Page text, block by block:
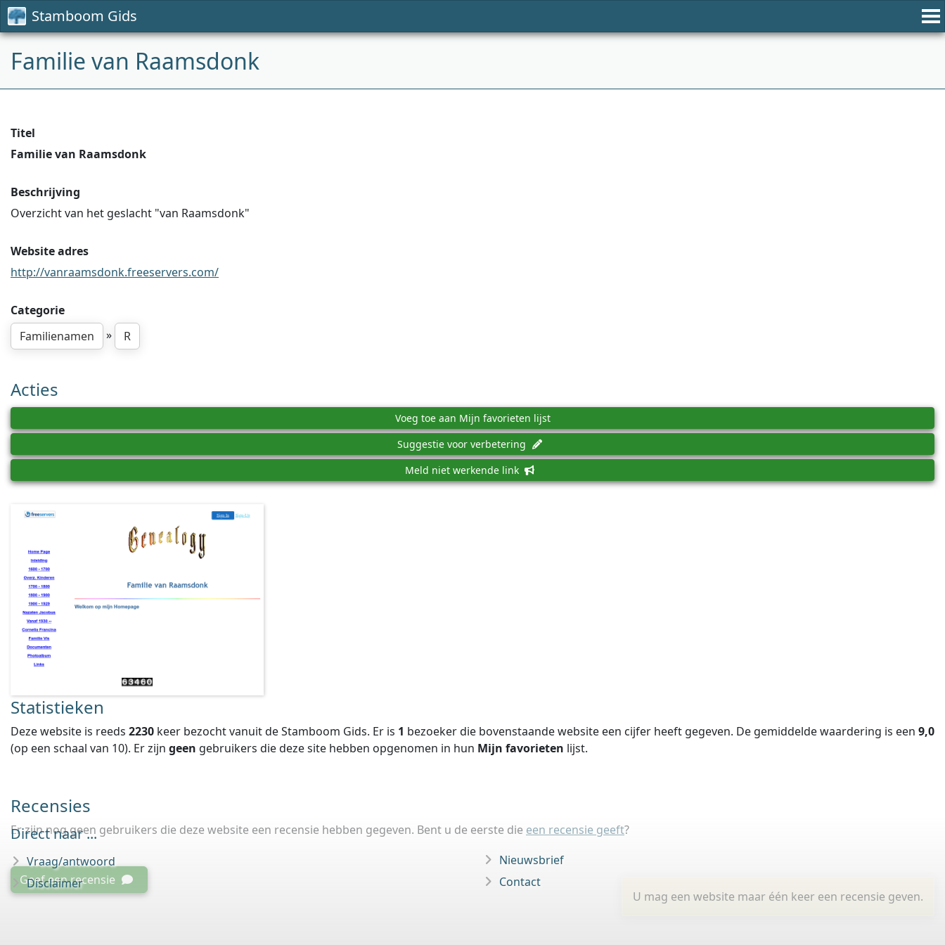
Stamboom Gids
Familie van Raamsdonk
Titel
Familie van Raamsdonk
Beschrijving
Overzicht van het geslacht "van Raamsdonk"
Website adres
http://vanraamsdonk.freeservers.com/
Categorie
Familienamen
» R
Acties
Voeg toe aan Mijn favorieten lijst
Suggestie voor verbetering
Meld niet werkende link
Statistieken
Deze website is reeds 2230 keer bezocht vanuit de Stamboom Gids. Er is 1 bezoeker die bovenstaande website een cijfer heeft gegeven. De gemiddelde waardering is een 9,0
(op een schaal van 10). Er zijn geen gebruikers die deze site hebben opgenomen in hun Mijn favorieten lijst.
Recensies
Er zijn nog geen gebruikers die deze website een recensie hebben gegeven. Bent u de eerste die een recensie geeft?
U mag een website maar één keer een recensie geven.
Geef een recensie
Direct naar ...
Vraag/antwoord
Disclaimer
Nieuwsbrief
Contact